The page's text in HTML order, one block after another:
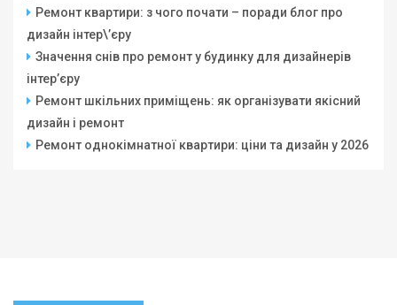
Ремонт квартири: з чого почати – поради блог про
дизайн інтер\’єру
Значення снів про ремонт у будинку для дизайнерів
інтер’єру
Ремонт шкільних приміщень: як організувати якісний
дизайн і ремонт
Ремонт однокімнатної квартири: ціни та дизайн у 2026